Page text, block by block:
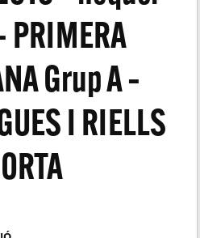
Grup A –
I RIELLS